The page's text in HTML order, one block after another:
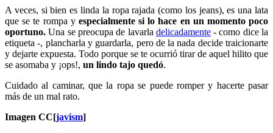
A veces, si bien es linda la ropa rajada (como los jeans), es una lata
que se te rompa yespecialmente si lo hace en un momento poco
oportuno.Una se preocupa de lavarla delicadamente- como dice la
etiqueta -, plancharla y guardarla, pero de la nada decide traicionarte
y dejarte expuesta. Todo porque se te ocurrió tirar de aquel hilito que
se asomaba y ¡ops!, un lindo tajo quedó.
Cuidado al caminar, que la ropa se puede romper y hacerte pasar
más de un mal rato.
Imagen CC[javism]